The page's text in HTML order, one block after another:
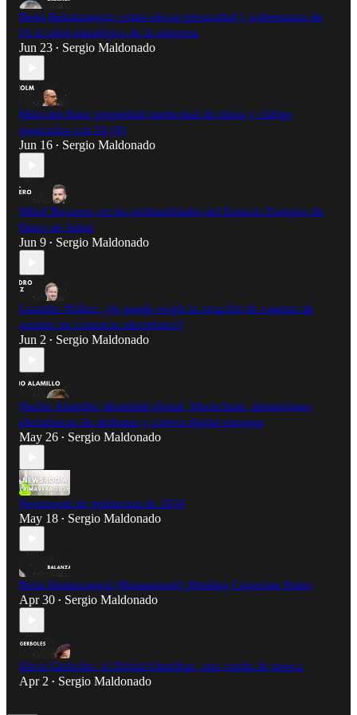
Berta Balanzategui: cómo elevar privacidad y gobernanza de
IA al cénit estratégico de la empresa
Jun 23 • Sergio Maldonado
Malcolm Bain: propiedad intelectual de obras y código
generados con IA (II)
Jun 16 • Sergio Maldonado
Mikel Recuero: en las profundidades del Espacio Europeo de
Datos de Salud
Jun 9 • Sergio Maldonado
Leandro Núñez: ¿Se puede exigir la creación de cuentas de
usuario en comercio electrónico?
Jun 2 • Sergio Maldonado
Nacho Alamillo: identidad digital, blockchain, atestaciones
electrónicas de atributos y cartera digital europea
May 26 • Sergio Maldonado
Newsroom de primavera de 2026
May 18 • Sergio Maldonado
Berta Balanzategui (Remastered): Binding Corporate Rules
Apr 30 • Sergio Maldonado
Silvia Gerboles: el Digital Omnibus, otra vuelta de tuerca
Apr 2 • Sergio Maldonado